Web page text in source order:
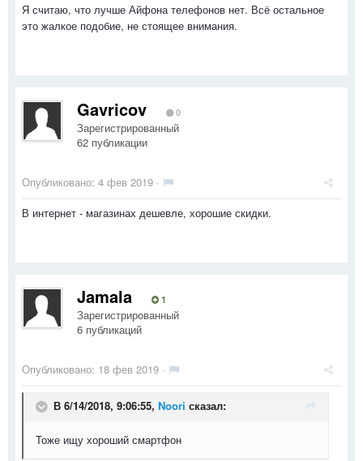
Я считаю, что лучше Айфона телефонов нет. Всё остальное
это жалкое подобие, не стоящее внимания.
Gavricov 0
Зарегистрированный
62 публикации
Опубликовано: 4 фев 2019 ·
В интернет - магазинах дешевле, хорошие скидки.
Jamala 1
Зарегистрированный
6 публикаций
Опубликовано: 18 фев 2019 ·
В 6/14/2018, 9:06:55, Noori сказал:
Тоже ищу хороший смартфон